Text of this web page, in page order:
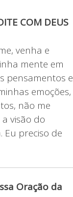
COM DEUS
venha e
mente em
pensamentos e
emoções,
não me
visão do
preciso de
Oração da